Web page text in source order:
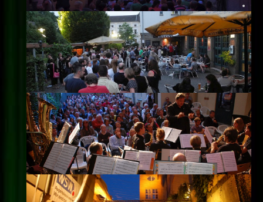
Ort
Anreise
Wetter
Kinogutschein
Konzept
Archiv
Kontakt
Impressum
Datenschutz